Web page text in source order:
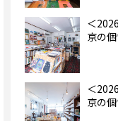
＜
京の
＜
京の